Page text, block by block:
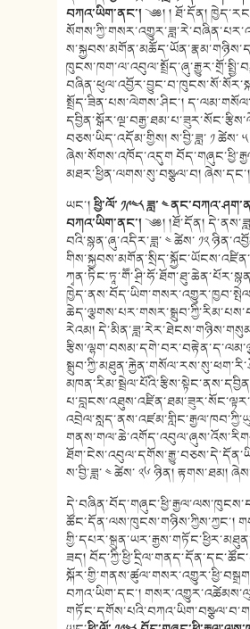
བཀའ་ཡིག་ནང་།༄༅། ། ཐོ་དོན།
སྤྲོད་ཟིན་པས་ལེགས་ཤིང་།
བཅས་ཡིད་འདོམ་གྱིས། ས་བྱི་ཟླ་ ༡ ཚེས་
ཞེས་སོགས་འཁོད་འདུག
མཐར་ཕྱིན་ལགས་སུ་བསྩལ་བ། ཞེས་དང་།
ཡང་།ཕྱི་ལོ་ ༡༩༤༨ ཟླ་ ༤
བཀའ་ཡིག་ནང་།༄༅། །ཐོ་དོན།
བའི་སྙན་ཞུ་འདིར་ཟླ་ ༤ ཚེས་ ༡༢
རེའམ།
ས་བྱི་ཟླ་ ༤ ཚེས་ ༢༦ ཉིན། རྟགས་ཐམ།
ཚོང་དོན་ལས་ཁུངས་གཉིས་ཀྱིས་ཀྱང་།
ཟད།
བཀའ་ཡིག་དང་།